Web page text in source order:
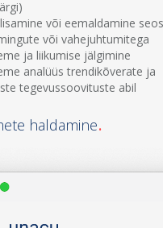
või eemaldamine
või vahejuhtumitega
ja liikumise jälgimine
analüüs trendikõverate ja
tegevussoovituste abil
haldamine